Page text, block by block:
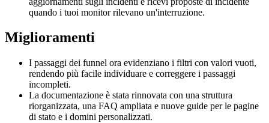
quando i tuoi monitor rilevano un'interruzione.
Miglioramenti
I passaggi dei funnel ora evidenziano i filtri con valori vuoti,
rendendo più facile individuare e correggere i passaggi
incompleti.
La documentazione è stata rinnovata con una struttura
riorganizzata, una FAQ ampliata e nuove guide per le pagine
di stato e i domini personalizzati.